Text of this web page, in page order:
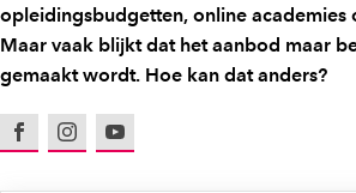
opleidingsbudgetten, online academies
Maar vaak blijkt dat het aanbod maar
gemaakt wordt. Hoe kan dat anders?
FacebookInstagramYoutube